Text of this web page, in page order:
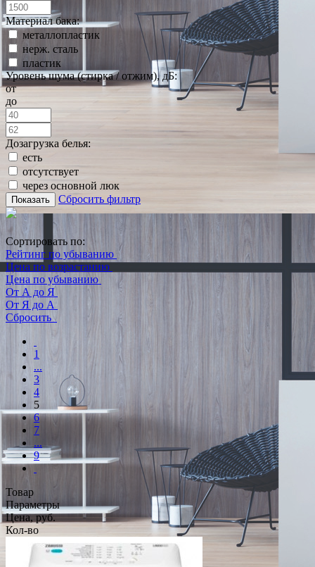
Материал бака:
металлопластик
нерж. сталь
пластик
Уровень шума (стирка / отжим), дБ:
от
до
Дозагрузка белья:
есть
отсутствует
через основной люк
Показать Сбросить фильтр
Сортировать по:
Рейтинг по убыванию
Цена по возрастанию
Цена по убыванию
От А до Я
От Я до А
Сбросить
1
...
3
4
5
6
7
...
9
Товар
Параметры
Цена, руб.
Кол-во